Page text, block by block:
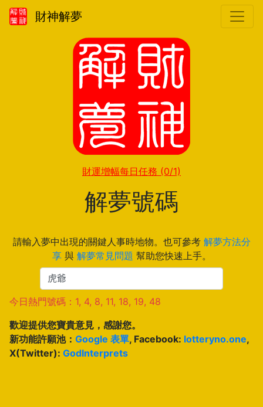
財神解夢
財運增幅每日任務 (0/1)
解夢號碼
請輸入夢中出現的關鍵人事時地物。也可參考 解夢方法分
享與 解夢常見問題 幫助您快速上手。
今日熱門號碼：1, 4, 8, 11, 18, 19, 48
歡迎提供您寶貴意見，感謝您。
新功能許願池： Google 表單, Facebook: lotteryno.one,
X(Twitter): GodInterprets